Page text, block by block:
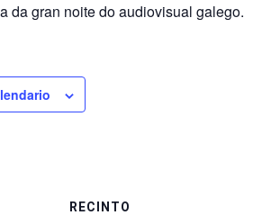
da gran noite do audiovisual galego.
RECINTO